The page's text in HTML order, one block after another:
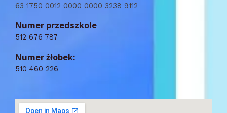
63 1750 0012 0000 0000 3238 9112
Numer przedszkole
512 676 787
Numer żłobek:
510 460 226